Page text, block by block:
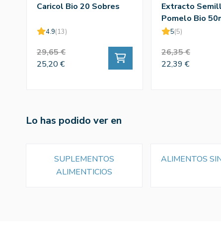
Caricol Bio 20 Sobres
4.9(13)
29,65 €
25,20 €
Extracto
Pomelo Bio
5(5)
26,35 €
22,39 €
Lo has podido ver en
SUPLEMENTOS
ALIMENTICIOS
ALIMENTOS